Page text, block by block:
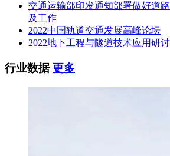
交通运输部印发通知部署做好道
及工作
2022中国轨道交通发展高峰论坛
2022地下工程与隧道技术应用研
行业数据更多